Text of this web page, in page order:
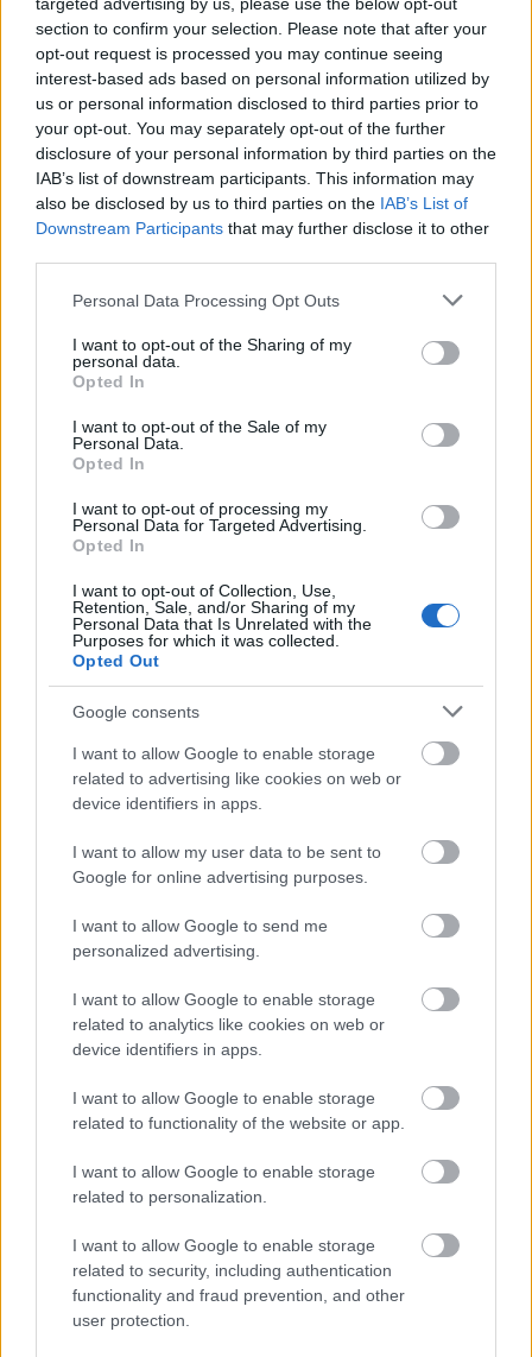
section to confirm your selection. Please note that after your
opt-out request is processed you may continue seeing
interest-based ads based on personal information utilized by
us or personal information disclosed to third parties prior to
your opt-out. You may separately opt-out of the further
disclosure of your personal information by third parties on the
IAB’s list of downstream participants. This information may
also be disclosed by us to third parties on the IAB’s List of
Downstream Participants that may further disclose it to other
Please note that this website/app uses one or more Google
not limited to your visit or usage behaviour. You may click to
grant or deny consent to Google and its third-party tags to
use your data for below specified purposes in below Google
consent section.
Personal Data Processing Opt Outs
I want to opt-out of the Sharing of my
personal data.
Opted In
I want to opt-out of the Sale of my
Personal Data.
Opted In
I want to opt-out of processing my
Personal Data for Targeted Advertising.
Opted In
I want to opt-out of Collection, Use,
Retention, Sale, and/or Sharing of my
Personal Data that Is Unrelated with the
Purposes for which it was collected.
Opted Out
Google consents
I want to allow Google to enable storage
related to advertising like cookies on web or
device identifiers in apps.
I want to allow my user data to be sent to
Google for online advertising purposes.
I want to allow Google to send me
personalized advertising.
I want to allow Google to enable storage
related to analytics like cookies on web or
device identifiers in apps.
I want to allow Google to enable storage
related to functionality of the website or app.
I want to allow Google to enable storage
related to personalization.
I want to allow Google to enable storage
related to security, including authentication
functionality and fraud prevention, and other
user protection.
Το εύρημα πρόκειται να μελετηθεί περαιτέρω, ενώ
οι ειδικοί επισημαίνουν ότι τέτοια περιστατικά
είναι εξαιρετικά σπάνια - όχι μόνο ως προς την
ανακάλυψη του υλικού, αλλά και ως προς το ότι
κάποιος το κρατά στο σπίτι του χωρίς να γνωρίζει